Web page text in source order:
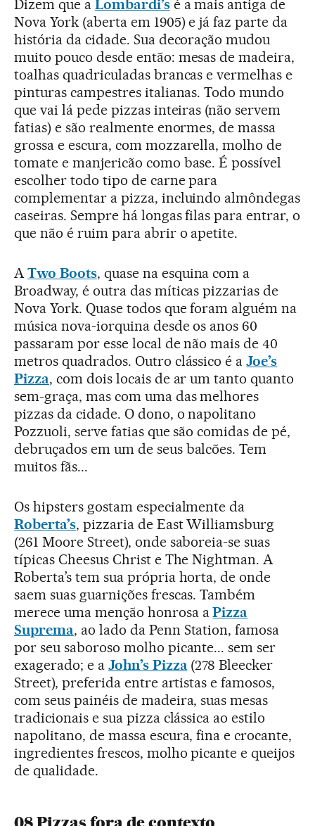
Dizem que a Lombardi’sé a mais antiga de
Nova York (aberta em 1905) e já faz parte da
história da cidade. Sua decoração mudou
muito pouco desde então: mesas de madeira,
toalhas quadriculadas brancas e vermelhas e
pinturas campestres italianas. Todo mundo
que vai lá pede pizzas inteiras (não servem
fatias) e são realmente enormes, de massa
grossa e escura, com mozzarella, molho de
tomate e manjericão como base. É possível
escolher todo tipo de carne para
complementar a pizza, incluindo almôndegas
caseiras. Sempre há longas filas para entrar, o
que não é ruim para abrir o apetite.
ATwo Boots, quase na esquina com a
Broadway, é outra das míticas pizzarias de
Nova York. Quase todos que foram alguém na
música nova-iorquina desde os anos 60
passaram por esse local de não mais de 40
metros quadrados. Outro clássico é aJoe’s
Pizza, com dois locais de ar um tanto quanto
sem-graça, mas com uma das melhores
pizzas da cidade. O dono, o napolitano
Pozzuoli, serve fatias que são comidas de pé,
debruçados em um de seus balcões. Tem
muitos fãs...
Os hipsters gostam especialmente da
Roberta’s, pizzaria de East Williamsburg
(261 Moore Street), onde saboreia-se suas
típicas Cheesus Christ e The Nightman. A
Roberta’s tem sua própria horta, de onde
saem suas guarnições frescas. Também
merece uma menção honrosa aPizza
Suprema, ao lado da Penn Station, famosa
por seu saboroso molho picante... sem ser
exagerado; e a John’s Pizza (278 Bleecker
Street), preferida entre artistas e famosos,
com seus painéis de madeira, suas mesas
tradicionais e sua pizza clássica ao estilo
napolitano, de massa escura, fina e crocante,
ingredientes frescos, molho picante e queijos
de qualidade.